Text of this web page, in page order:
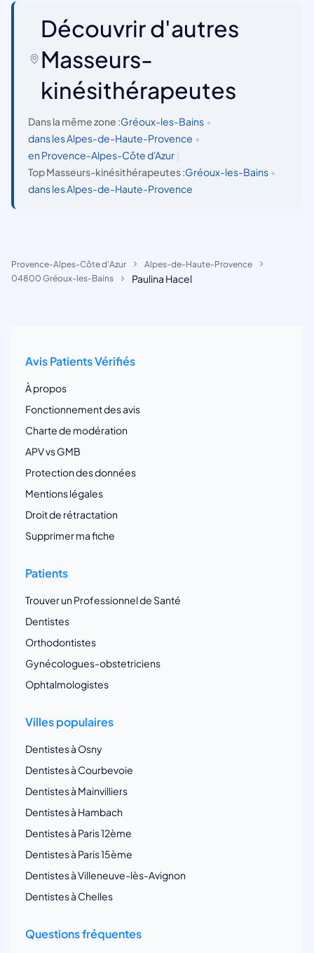
Découvrir d'autres
Masseurs-
kinésithérapeutes
Dans la même zone :Gréoux-les-Bains •
dans les Alpes-de-Haute-Provence •
en Provence-Alpes-Côte d'Azur
Top Masseurs-kinésithérapeutes :Gréoux-les-Bains •
dans les Alpes-de-Haute-Provence
Provence-Alpes-Côte d'Azur
Alpes-de-Haute-Provence
04800 Gréoux-les-Bains
Paulina Hacel
Avis Patients Vérifiés
À propos
Fonctionnement des avis
Charte de modération
APV vs GMB
Protection des données
Mentions légales
Droit de rétractation
Supprimer ma fiche
Patients
Trouver un Professionnel de Santé
Dentistes
Orthodontistes
Gynécologues-obstetriciens
Ophtalmologistes
Villes populaires
Dentistes à Osny
Dentistes à Courbevoie
Dentistes à Mainvilliers
Dentistes à Hambach
Dentistes à Paris 12ème
Dentistes à Paris 15ème
Dentistes à Villeneuve-lès-Avignon
Dentistes à Chelles
Questions fréquentes